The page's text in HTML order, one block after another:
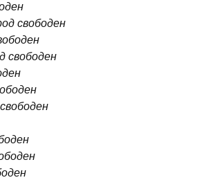
свободен
свободен